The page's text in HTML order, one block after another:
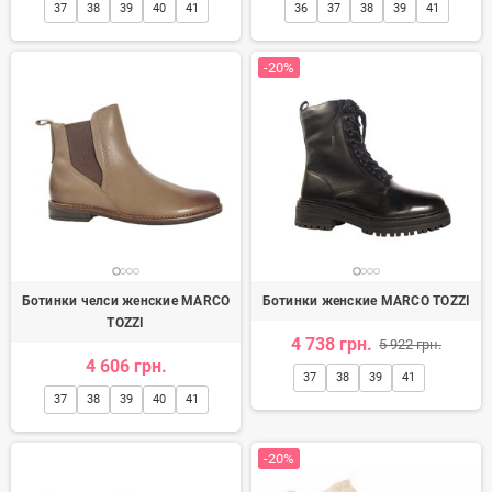
37 38 39 40 41 36 37 38 39 41
Ботинки челси женские MARCO
TOZZI
4 606 грн.
37 38 39 40 41
-20%
Ботинки женские MARCO TOZZI
4 738 грн. 5 922 грн.
37 38 39 41
-20%